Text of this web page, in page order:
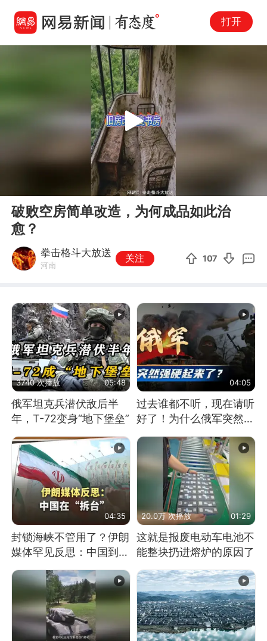
打开
Play
破败空房简单改造，为何成品如此治
愈？
拳击格斗大放送
河南
关注 107
3740 次播放 05:48
俄军坦克兵潜伏敌后半
年，T-72变身“地下堡垒”
04:05
过去谁都不听，现在请听
好了！为什么俄军突然强
硬起来了？
04:35
封锁海峡不管用了？伊朗
媒体罕见反思：中国到底
20.0万 次播放 01:29
这就是报废电动车电池不
能整块扔进熔炉的原因了